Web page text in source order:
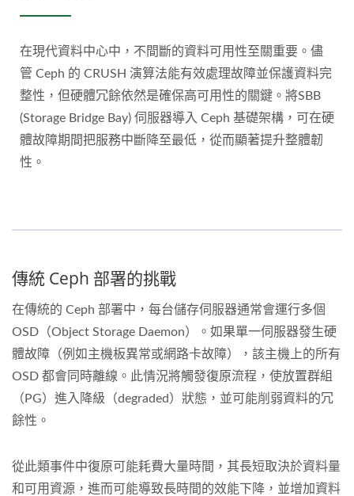
在現代資料中心中，不間斷的資料可用性至關重要。儘
管 Ceph 的 CRUSH 演算法能有效處理故障並保護資料完
整性，但硬體冗餘依然是確保高可用性的關鍵。將SBB
(Storage Bridge Bay) 伺服器導入 Ceph 基礎架構，可在硬
體故障期間把服務中斷降至最低，從而顯著提升整體韌
性。
傳統 Ceph 部署的挑戰
在傳統的 Ceph 部署中，每台儲存伺服器通常會運行多個
OSD（Object Storage Daemon）。如果單一伺服器發生硬
體故障（例如主機板異常或網路卡故障），該主機上的所有
OSD 都會同時離線。此情況將觸發復原流程，使放置群組
（PG）進入降級（degraded）狀態，並可能削弱資料的冗
餘性。
從此類事件中復原可能耗費大量時間，其長短取決於資料量
和可用資源，進而可能導致長時間的效能下降，並增加資料